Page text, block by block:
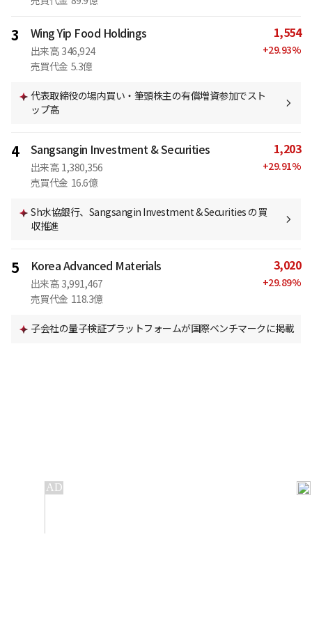
3 Wing Yip Food Holdings
出来高 346,924
売買代金 5.3億
1,554
+29.93%
代表取締役の場内買い・筆頭株主の有償増資参加でスト
ップ高
4 Sangsangin Investment & Securities
出来高 1,380,356
売買代金 16.6億
1,203
+29.91%
Sh水協銀行、Sangsangin Investment & Securities の買
収推進
5 Korea Advanced Materials
出来高 3,991,467
売買代金 118.3億
3,020
+29.89%
子会社の量子検証プラットフォームが国際ベンチマークに掲載
金融